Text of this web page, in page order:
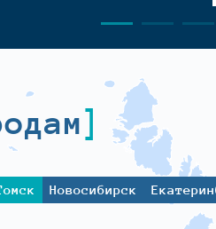
Новосибирск